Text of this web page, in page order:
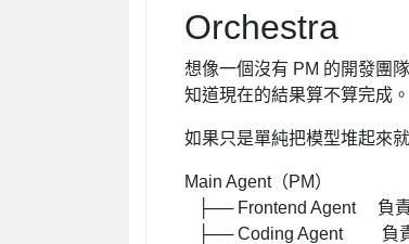
Orchestra
想像一個沒有 PM 的開發團
知道現在的結果算不算完成。
如果只是單純把模型堆起來
Main Agent（PM）
├── Frontend Agent
負責
├── Coding Agent
負責